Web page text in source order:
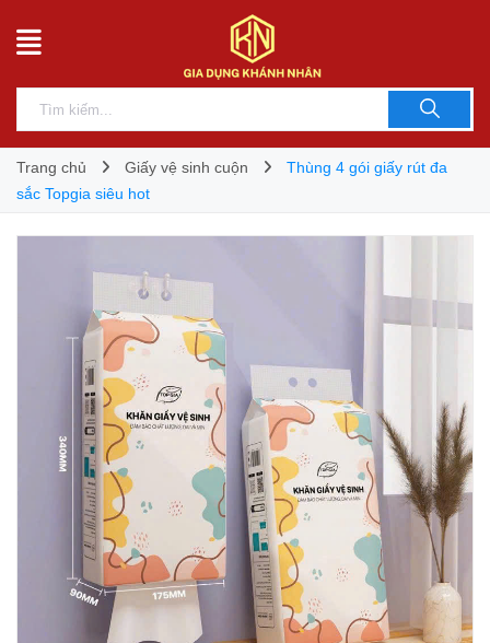
Trang chủ Giấy vệ sinh cuộn
Thùng 4 gói giấy rút đa
sắc Topgia siêu hot